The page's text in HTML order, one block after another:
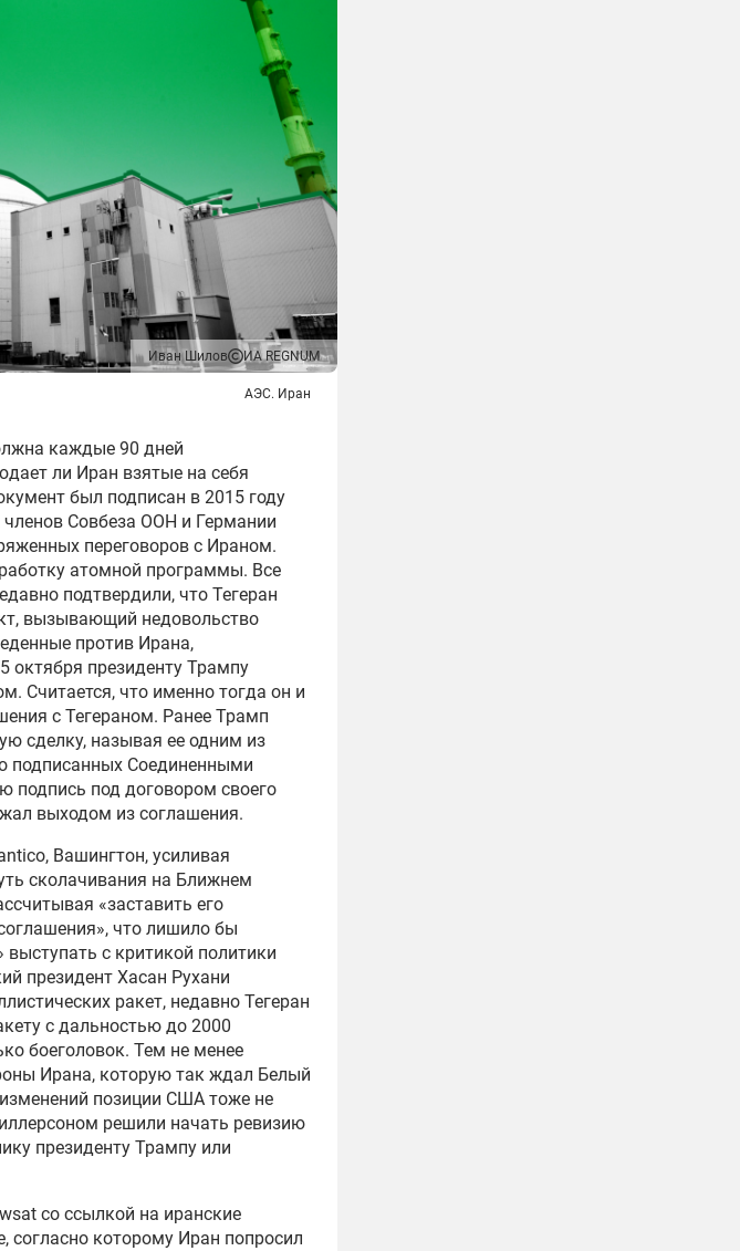
Иван Шилов ИА REGNUM
АЭС. Иран
каждые 90 дней
ли Иран взятые на себя
был подписан в 2015 году
Совбеза ООН и Германии
переговоров с Ираном.
атомной программы. Все
подтвердили, что Тегеран
вызывающий недовольство
против Ирана,
октября президенту Трампу
Считается, что именно тогда он и
с Тегераном. Ранее Трамп
сделку, называя ее одним из
подписанных Соединенными
подпись под договором своего
выходом из соглашения.
Вашингтон, усиливая
сколачивания на Ближнем
«заставить его
что лишило бы
выступать с критикой политики
президент Хасан Рухани
ракет, недавно Тегеран
с дальностью до 2000
боеголовок. Тем не менее
Ирана, которую так ждал Белый
позиции США тоже не
решили начать ревизию
президенту Трампу или
со ссылкой на иранские
согласно которому Иран попросил